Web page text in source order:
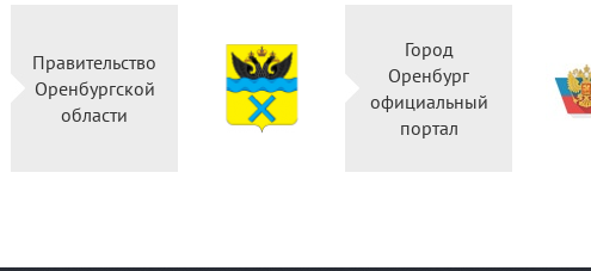
Правительство
Оренбургской
области
Город
Оренбург
официальный
портал